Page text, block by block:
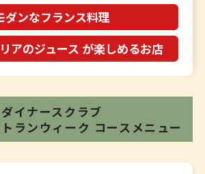
ダンなフランス料理
アのジュース が楽しめるお店
ダイナースクラブ
ランウィーク コースメニュー